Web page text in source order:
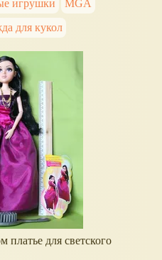
игрушки
MGA
для кукол
для светского